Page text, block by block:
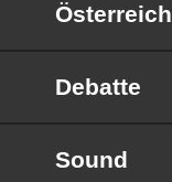
Österreich
Debatte
Sound